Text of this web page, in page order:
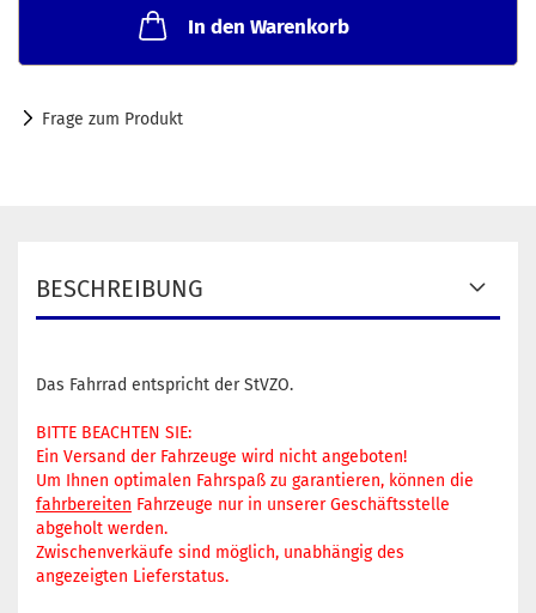
In den Warenkorb
Frage zum Produkt
BESCHREIBUNG
Das Fahrrad entspricht der StVZO.
BITTE BEACHTEN SIE:
Ein Versand der Fahrzeuge wird nicht angeboten!
Um Ihnen optimalen Fahrspaß zu garantieren, können die
fahrbereiten Fahrzeuge nur in unserer Geschäftsstelle
abgeholt werden.
Zwischenverkäufe sind möglich, unabhängig des
angezeigten Lieferstatus.